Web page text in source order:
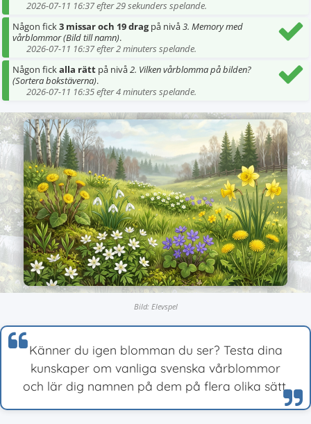
2026-07-11 16:37 efter 29 sekunders spelande.
Någon fick3 missar och 19 dragpå nivå3. Memory med
vårblommor (Bild till namn).
2026-07-11 16:37 efter 2 minuters spelande.
Någon fickalla rätt på nivå2. Vilken vårblomma på bilden?
(Sortera bokstäverna).
2026-07-11 16:35 efter 4 minuters spelande.
Bild: Elevspel
Känner du igen blomman du ser? Testa dina
kunskaper om vanliga svenska vårblommor
och lär dig namnen på dem på flera olika sätt.